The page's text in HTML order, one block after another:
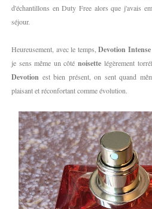
d'échantillons en Duty Free alors que j'avais
séjour.
Heureusement, avec le temps,Devotion
je sens même un côté noisettelégèrement
Devotion est bien présent, on sent quand
plaisant et réconfortant comme évolution.